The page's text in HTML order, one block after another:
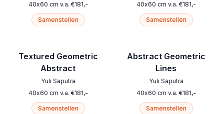
40x60 cm v.a. €181,-
Samenstellen
Textured Geometric
Abstract
Yuli Saputra
40x60 cm v.a. €181,-
Samenstellen
40x60 cm v.a. €181,-
Samenstellen
Abstract Geometric
Lines
Yuli Saputra
40x60 cm v.a. €181,-
Samenstellen